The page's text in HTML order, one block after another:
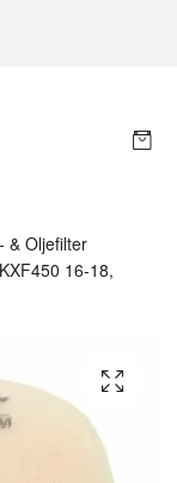
& Oljefilter
16-18,